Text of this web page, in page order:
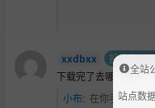
xxdbxx 投稿者 -
下载完了去哪儿看啊
小布: 在你手机里 解
全站
站点数